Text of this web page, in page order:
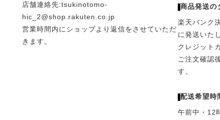
店舗連絡先:tsukinotomo-
hic_2@shop.rakuten.co.jp
営業時間内にショップより返信をさせていただ
きます。
商品発送の
楽天バンク
に発送いた
クレジット
ご注文確認
す。
配送希望時
午前中・12